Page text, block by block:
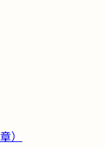
）